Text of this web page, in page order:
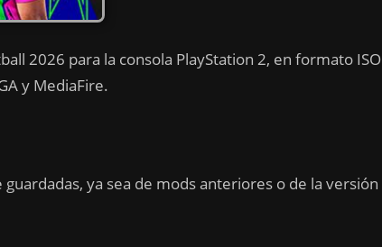
2026 para la consola PlayStation 2, en formato ISO
y MediaFire.
ya sea de mods anteriores o de la versión